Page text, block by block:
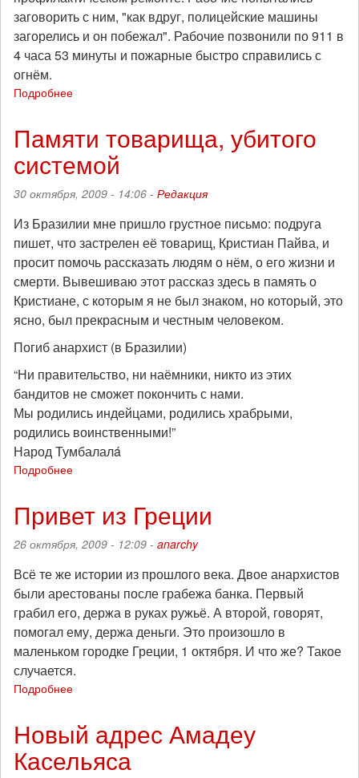
заговорить с ним, "как вдруг, полицейские машины
загорелись и он побежал". Рабочие позвонили по 911 в
4 часа 53 минуты и пожарные быстро справились с
огнём.
Подробнее
ментовского
беспредела
в
Сиэтле
Памяти товарища, убитого
системой
30 октября, 2009 - 14:06 - Редакция
Из Бразилии мне пришло грустное письмо: подруга
пишет, что застрелен её товарищ, Кристиан Пайва, и
просит помочь рассказать людям о нём, о его жизни и
смерти. Вывешиваю этот рассказ здесь в память о
Кристиане, с которым я не был знаком, но который, это
ясно, был прекрасным и честным человеком.
Погиб анархист (в Бразилии)
“Ни правительство, ни наёмники, никто из этих
бандитов не сможет покончить с нами.
Мы родились индейцами, родились храбрыми,
родились воинственными!”
Народ Тумбалалá
Подробнее
убитого
Привет из Греции
26 октября, 2009 - 12:09 - anarchy
Всё те же истории из прошлого века. Двое анархистов
были арестованы после грабежа банка. Первый
грабил его, держа в руках ружьё. А второй, говорят,
помогал ему, держа деньги. Это произошло в
маленьком городке Греции, 1 октября. И что же? Такое
случается.
Подробнее
Греции
Новый адрес Амадеу
Касельяса